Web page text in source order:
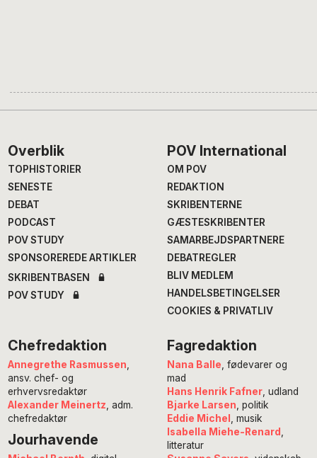
Footer
Overblik
TOPHISTORIER
SENESTE
DEBAT
PODCAST
POV STUDY
SPONSOREREDE ARTIKLER
SKRIBENTBASEN
POV STUDY
POV International
OM POV
REDAKTION
SKRIBENTERNE
GÆSTESKRIBENTER
SAMARBEJDSPARTNERE
DEBATREGLER
BLIV MEDLEM
HANDELSBETINGELSER
COOKIES & PRIVATLIV
Chefredaktion
Annegrethe Rasmussen
ansv. chef- og
erhvervsredaktør
Alexander Meinertz , adm.
chefredaktør
Jourhavende
Fagredaktion
Nana Balle , fødevarer og
mad
Hans Henrik Fafner, udland
Bjarke Larsen , politik
Eddie Michel , musik
Isabella Miehe-Renard
litteratur